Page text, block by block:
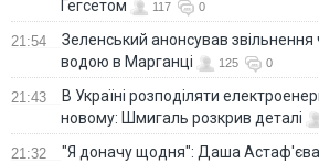
Гегсетом
117 0
21:54
Зеленський анонсував звільнення
водою в Марганці
125 0
21:43
В Україні розподіляти
новому: Шмигаль розкрив деталі
21:32
"Я доначу щодня": Даша Астаф'єва